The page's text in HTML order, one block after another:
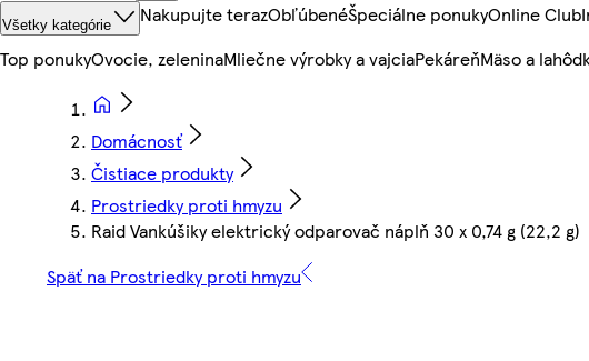
Všetky kategórie Nakupujte terazObľúbenéŠpeciálne ponukyOnline Club
Top ponukyOvocie, zeleninaMliečne výrobky a vajciaPekáreňMäso a
Domácnosť
Čistiace produkty
Prostriedky proti hmyzu
Raid Vankúšiky elektrický odparovač náplň 30 x 0,74 g (22,2 g)
Späť na Prostriedky proti hmyzu